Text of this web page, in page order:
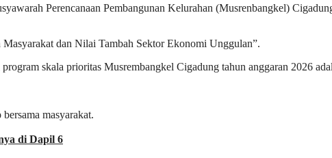
Perencanaan Pembangunan Kelurahan (Musrenbangkel)
dan Nilai Tambah Sektor Ekonomi Unggulan”.
skala prioritas Musrembangkel Cigadung tahun anggaran 2026
di Dapil 6